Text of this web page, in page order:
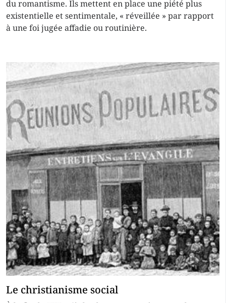
du romantisme. Ils mettent en place une piété plus
existentielle et sentimentale, « réveillée » par rapport
à une foi jugée affadie ou routinière.
Le christianisme social